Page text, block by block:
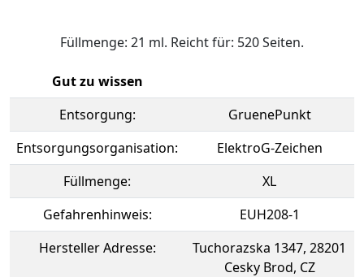
Füllmenge: 21 ml. Reicht für: 520 Seiten.
Gut zu wissen
Entsorgung:
GruenePunkt
Entsorgungsorganisation:
ElektroG-Zeichen
Füllmenge:
XL
Gefahrenhinweis:
EUH208-1
Hersteller Adresse:
Tuchorazska 1347, 28201
Cesky Brod, CZ